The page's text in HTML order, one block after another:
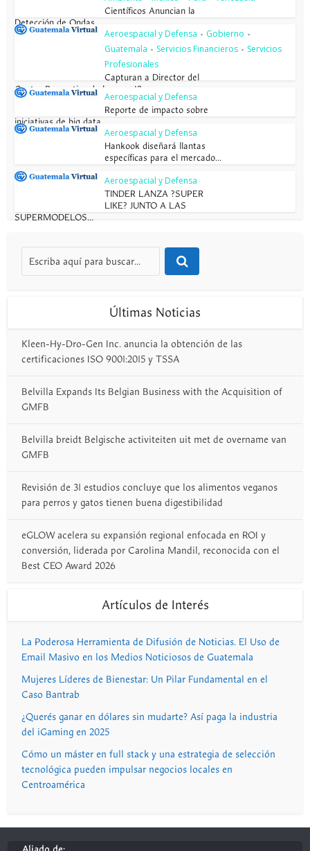
Científicos Anuncian la
Detección de Ondas...
Aeroespacial y Defensa • Gobierno •
Guatemala • Servicios Financieros • Servicios
Profesionales
Capturan a Director del
Centro Preventivo de la zona 18
Aeroespacial y Defensa
Reporte de impacto sobre
iniciativas de big data...
Aeroespacial y Defensa
Hankook diseñará llantas
específicas para el mercado...
Aeroespacial y Defensa
TINDER LANZA ?SUPER
LIKE? JUNTO A LAS
SUPERMODELOS...
Últimas Noticias
Kleen-Hy-Dro-Gen Inc. anuncia la obtención de las
certificaciones ISO 9001:2015 y TSSA
Belvilla Expands Its Belgian Business with the Acquisition of
GMFB
Belvilla breidt Belgische activiteiten uit met de overname van
GMFB
Revisión de 31 estudios concluye que los alimentos veganos
para perros y gatos tienen buena digestibilidad
eGLOW acelera su expansión regional enfocada en ROI y
conversión, liderada por Carolina Mandil, reconocida con el
Best CEO Award 2026
Artículos de Interés
La Poderosa Herramienta de Difusión de Noticias. El Uso de
Email Masivo en los Medios Noticiosos de Guatemala
Mujeres Líderes de Bienestar: Un Pilar Fundamental en el
Caso Bantrab
¿Querés ganar en dólares sin mudarte? Así paga la industria
del iGaming en 2025
Cómo un máster en full stack y una estrategia de selección
tecnológica pueden impulsar negocios locales en
Centroamérica